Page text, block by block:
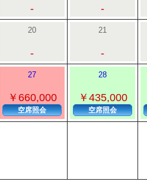
- -
20
-
21
-
27
￥660,000
空席照会
28
￥435,000
空席照会